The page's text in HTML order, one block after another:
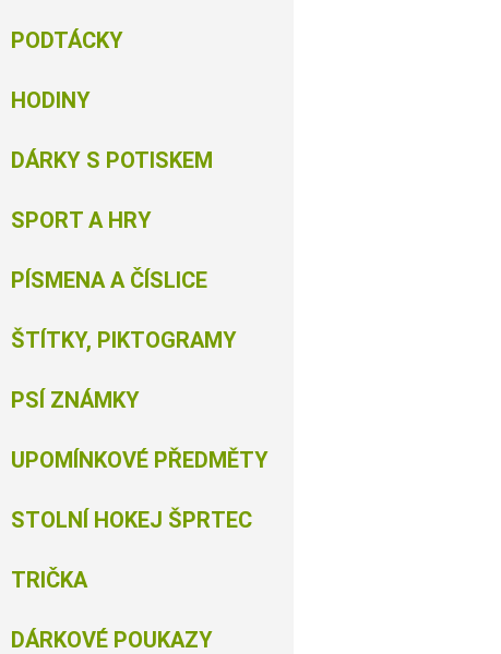
PODTÁCKY
HODINY
DÁRKY S POTISKEM
SPORT A HRY
PÍSMENA A ČÍSLICE
ŠTÍTKY, PIKTOGRAMY
PSÍ ZNÁMKY
UPOMÍNKOVÉ PŘEDMĚTY
STOLNÍ HOKEJ ŠPRTEC
TRIČKA
DÁRKOVÉ POUKAZY